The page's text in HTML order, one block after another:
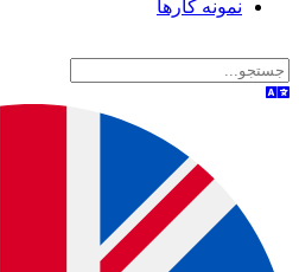
نمونه کارها